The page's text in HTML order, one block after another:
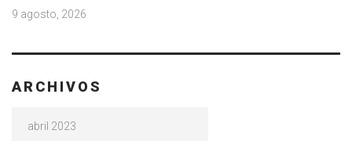
9 agosto, 2026
ARCHIVOS